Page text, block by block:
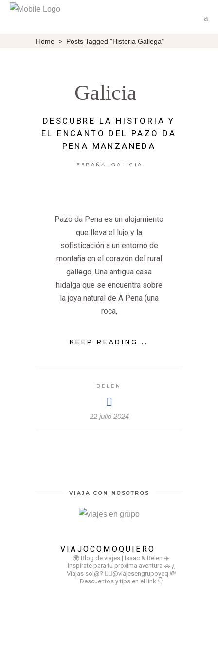
Home > Posts Tagged "Historia Gallega"
Galicia
DESCUBRE LA HISTORIA Y
EL ENCANTO DEL PAZO DA
PENA MANZANEDA
ESPAÑA , GALICIA
Pazo da Pena es un alojamiento
que lleva el lujo y la
sofisticación a un entorno de
montaña en el corazón del rural
gallego. Una antigua casa
hidalga que se encuentra sobre
la joya natural de A Pena (una
roca,
KEEP READING...
BELEN
22 julio 2024
VIAJA CON NOSOTROS
VIAJOCOMOQUIERO
🌍 Blog de viajes | Isaac & Belen ✈️
Inspírate para tu proxima aventura 🚗 ¿
Viajas sol@? 👉🏻@viajesengrupovcq 💸
Descuentos y tips en el link 👇